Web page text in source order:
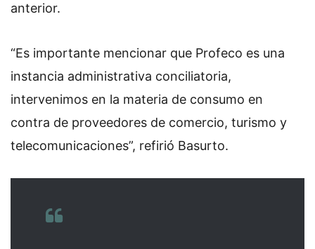
anterior.
“Es importante mencionar que Profeco es una
instancia administrativa conciliatoria,
intervenimos en la materia de consumo en
contra de proveedores de comercio, turismo y
telecomunicaciones”, refirió Basurto.